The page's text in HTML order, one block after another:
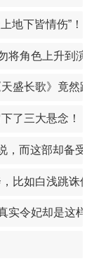
地下皆情伤”！
将角色上升到演
盛长歌》竟然
了三大悬念！
，而这部却备受
比如白浅跳诛
实令妃却是这样